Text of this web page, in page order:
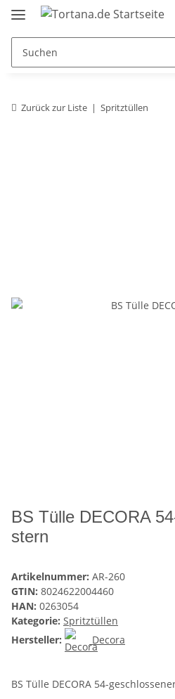
Zurück zur Liste Spritztüllen
BS Tülle DECORA
stern
Artikelnummer: AR-260
GTIN: 8024622004460
HAN: 0263054
Kategorie: Spritztüllen
Hersteller:
Decora
BS Tülle DECORA 54-